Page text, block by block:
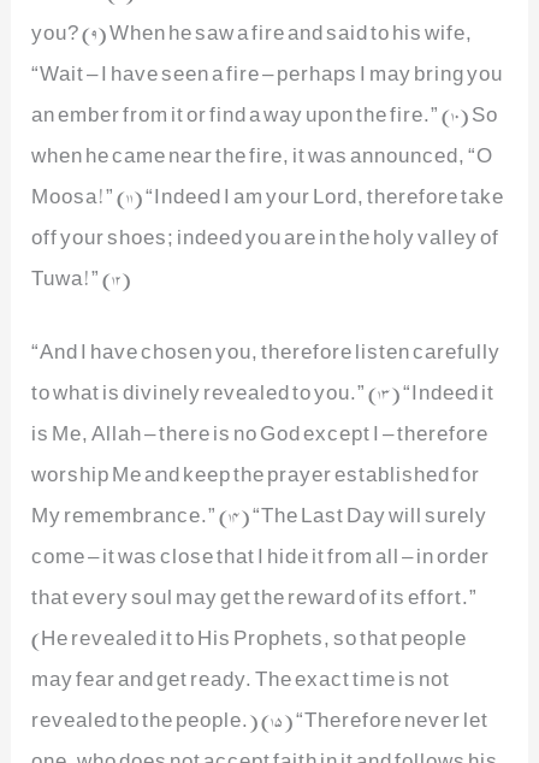
you? (9) When he saw a fire and said to his wife,
“Wait – I have seen a fire – perhaps I may bring you
an ember from it or find a way upon the fire.” (10) So
when he came near the fire, it was announced, “O
Moosa!” (11) “Indeed I am your Lord, therefore take
off your shoes; indeed you are in the holy valley of
Tuwa!” (12)
“And I have chosen you, therefore listen carefully
to what is divinely revealed to you.” (13) “Indeed it
is Me, Allah – there is no God except I – therefore
worship Me and keep the prayer established for
My remembrance.” (14) “The Last Day will surely
come – it was close that I hide it from all – in order
that every soul may get the reward of its effort.”
(He revealed it to His Prophets, so that people
may fear and get ready. The exact time is not
revealed to the people.) (15) “Therefore never let